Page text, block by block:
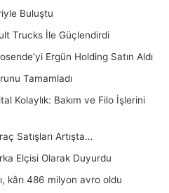
Buluştu
Trucks İle Güçlendirdi
Ergün Holding Satın Aldı
Tamamladı
Kolaylık: Bakım ve Filo İşlerini
Satışları Artışta…
Elçisi Olarak Duyurdu
kârı 486 milyon avro oldu